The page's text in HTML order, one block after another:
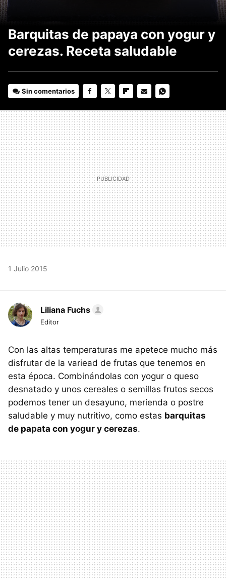
Barquitas de papaya con yogur y
cerezas. Receta saludable
Sin comentarios
MAIL
1 Julio 2015
Liliana Fuchs
Editor
Con las altas temperaturas me apetece mucho más
disfrutar de la variead de frutas que tenemos en
esta época. Combinándolas con yogur o queso
desnatado y unos cereales o semillas frutos secos
podemos tener un desayuno, merienda o postre
saludable y muy nutritivo, como estas barquitas
de papata con yogur y cerezas.